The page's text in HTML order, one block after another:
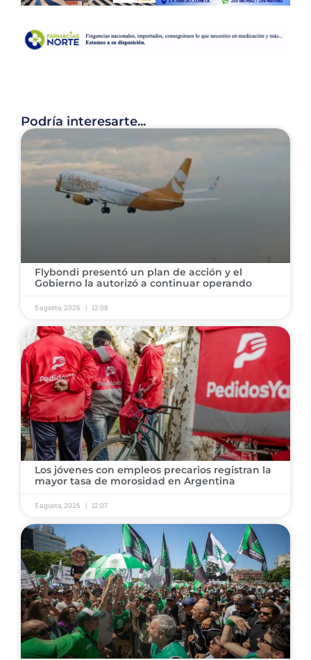
Podría interesarte...
Flybondi presentó un plan de acción y el
Gobierno la autorizó a continuar operando
5 agosto, 2026 12:08
Los jóvenes con empleos precarios registran la
mayor tasa de morosidad en Argentina
5 agosto, 2026 12:07